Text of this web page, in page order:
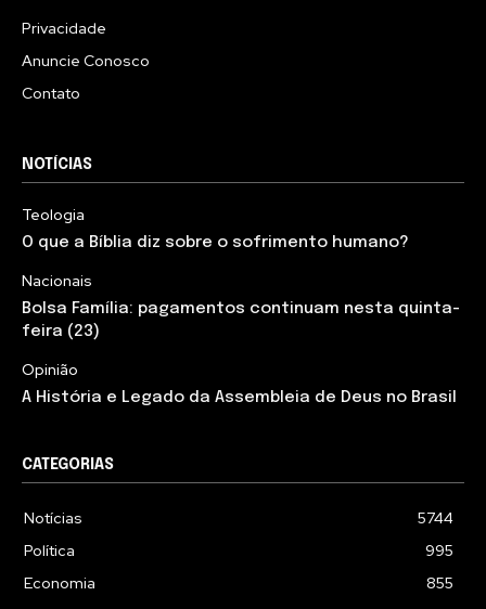
Privacidade
Anuncie Conosco
Contato
NOTÍCIAS
Teologia
O que a Bíblia diz sobre o sofrimento humano?
Nacionais
Bolsa Família: pagamentos continuam nesta quinta-
feira (23)
Opinião
A História e Legado da Assembleia de Deus no Brasil
CATEGORIAS
Notícias
5744
Política
995
Economia
855